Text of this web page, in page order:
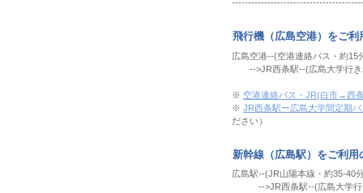
飛行機（広島空港）をご利
広島空港--(空港連絡バス・約
-->JR西条駅--(広島大学行き
※ 空港連絡バス・JR(白市→西
※JR西条駅ー広島大学間定期
ださい）
新幹線（広島駅）をご利用
広島駅--(JR山陽本線・約35-40
-->JR西条駅--(広島大学行